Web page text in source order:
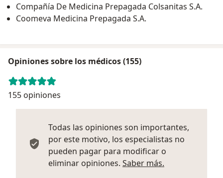
Compañía De Medicina Prepagada Colsanitas S.A.
Coomeva Medicina Prepagada S.A.
Opiniones sobre los médicos (155)
155 opiniones
Todas las opiniones son importantes,
por este motivo, los especialistas no
pueden pagar para modificar o
eliminar opiniones. Saber más.